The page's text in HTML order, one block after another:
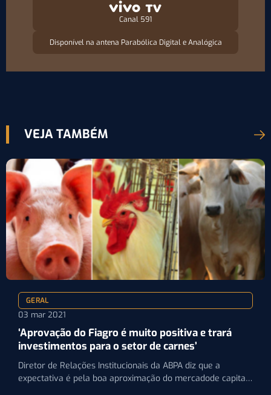
Canal 591
Disponível na antena Parabólica Digital e Analógica
VEJA TAMBÉM
GERAL
03 mar 2021
‘Aprovação do Fiagro é muito positiva e trará
investimentos para o setor de carnes’
Diretor de Relações Institucionais da ABPA diz que a
expectativa é pela boa aproximação do mercadode capitais